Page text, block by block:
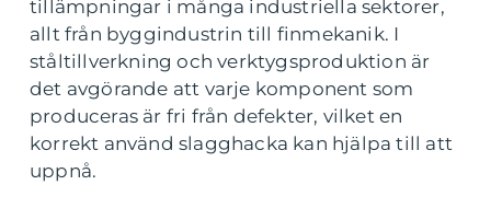
tillämpningar i många industriella sektorer,
allt från byggindustrin till finmekanik. I
ståltillverkning och verktygsproduktion är
det avgörande att varje komponent som
produceras är fri från defekter, vilket en
korrekt använd slagghacka kan hjälpa till att
uppnå.